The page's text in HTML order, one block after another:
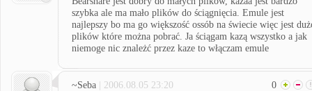
szybka ale ma mało plików do ściągnięcia. Emule jest
najlepszy bo ma go większość ossób na świecie więc jest
plików które można pobrać. Ja ściągam kazą wszystko a jak
niemoge nic znależć przez kaze to włączam emule
~Seba | 2006.08.05 23:20 0